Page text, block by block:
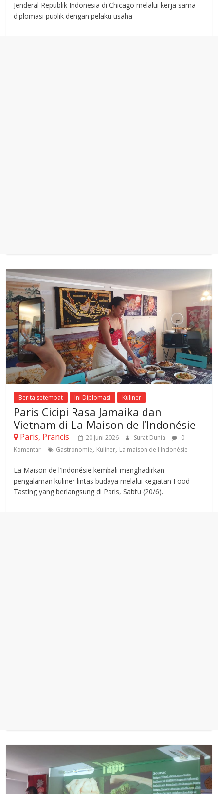
Jenderal Republik Indonesia di Chicago melalui kerja sama
diplomasi publik dengan pelaku usaha
Berita setempat Ini Diplomasi Kuliner
Paris Cicipi Rasa Jamaika dan
Vietnam di La Maison de l’Indonésie
Paris, Prancis 20 Juni 2026 Surat Dunia
0
Komentar
Gastronomie, Kuliner, La maison de l Indonésie
La Maison de l’Indonésie kembali menghadirkan
pengalaman kuliner lintas budaya melalui kegiatan Food
Tasting yang berlangsung di Paris, Sabtu (20/6).